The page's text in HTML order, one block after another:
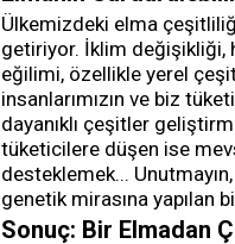
Ülkemizdeki elma
getiriyor. İklim değişikliği,
eğilimi, özellikle yerel
insanlarımızın ve biz
dayanıklı çeşitler
tüketicilere düşen ise
desteklemek...
genetik mirasına yapılan
Sonuç: Bir Elmadan